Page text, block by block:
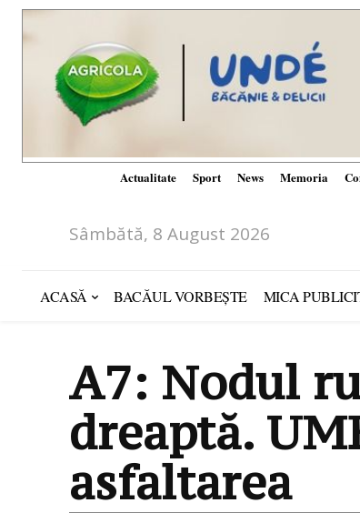
Actualitate Sport News Memoria
Sâmbătă, 8 August 2026
ACASĂ BACĂUL VORBEȘTE MICA
A7: Nodul
dreaptă.
asfaltarea